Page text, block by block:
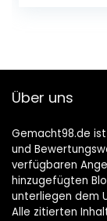
Über uns
Gemacht98.de
und
verfügbaren
hinzugefügten
unterliegen dem
Alle zitierten